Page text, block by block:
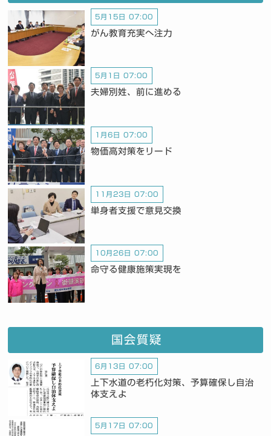
5月15日 07:00
がん教育充実へ注力
5月1日 07:00
夫婦別姓、前に進める
1月6日 07:00
物価高対策をリード
11月23日 07:00
単身者支援で意見交換
10月26日 07:00
命守る健康施策実現を
国会質疑
6月13日 07:00
上下水道の老朽化対策、予算確保し自治
体支えよ
5月17日 07:00